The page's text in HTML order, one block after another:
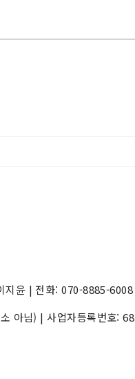
지윤 | 전화: 070-8885-
아님) | 사업자등록번호: